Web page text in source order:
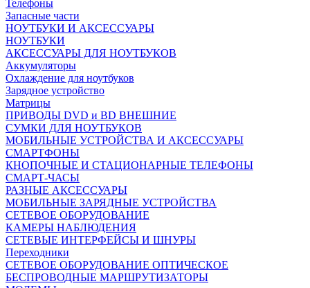
Телефоны
Запасные части
НОУТБУКИ И АКСЕССУАРЫ
НОУТБУКИ
АКСЕССУАРЫ ДЛЯ НОУТБУКОВ
Аккумуляторы
Охлаждение для ноутбуков
Зарядное устройство
Матрицы
ПРИВОДЫ DVD и BD ВНЕШНИЕ
СУМКИ ДЛЯ НОУТБУКОВ
МОБИЛЬНЫЕ УСТРОЙСТВА И АКСЕССУАРЫ
СМАРТФОНЫ
КНОПОЧНЫЕ И СТАЦИОНАРНЫЕ ТЕЛЕФОНЫ
СМАРТ-ЧАСЫ
РАЗНЫЕ АКСЕССУАРЫ
МОБИЛЬНЫЕ ЗАРЯДНЫЕ УСТРОЙСТВА
СЕТЕВОЕ ОБОРУДОВАНИЕ
КАМЕРЫ НАБЛЮДЕНИЯ
СЕТЕВЫЕ ИНТЕРФЕЙСЫ И ШНУРЫ
Переходники
СЕТЕВОЕ ОБОРУДОВАНИЕ ОПТИЧЕСКОЕ
БЕСПРОВОДНЫЕ МАРШРУТИЗАТОРЫ